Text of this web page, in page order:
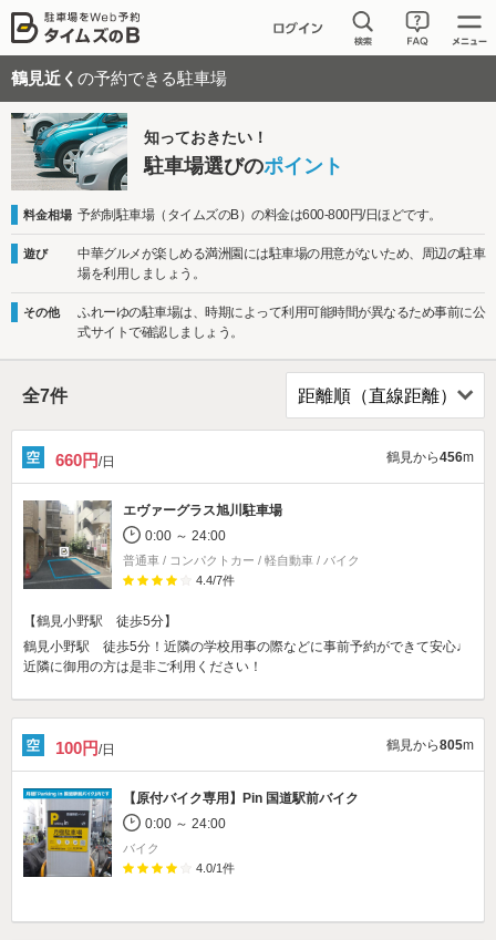
鶴見近く の予約できる駐車場
知っておきたい！
駐車場選びのポイント
料金相場 予約制駐車場（タイムズのB）の料金は600-800円/日ほどです。
遊び
中華グルメが楽しめる満洲園には駐車場の用意がないため、周辺の駐車
場を利用しましょう。
その他
ふれーゆの駐車場は、時期によって利用可能時間が異なるため事前に公
式サイトで確認しましょう。
全7件
660円/日 鶴見から456m
エヴァーグラス旭川駐車場
0:00 ～ 24:00
普通車 / コンパクトカー / 軽自動車 / バイク
4.4/7件
【鶴見小野駅 徒歩5分】
鶴見小野駅 徒歩5分！近隣の学校用事の際などに事前予約ができて安心♩
近隣に御用の方は是非ご利用ください！
100円/日 鶴見から805m
【原付バイク専用】
Pin 国道駅前バイク
0:00 ～ 24:00
バイク
4.0/1件